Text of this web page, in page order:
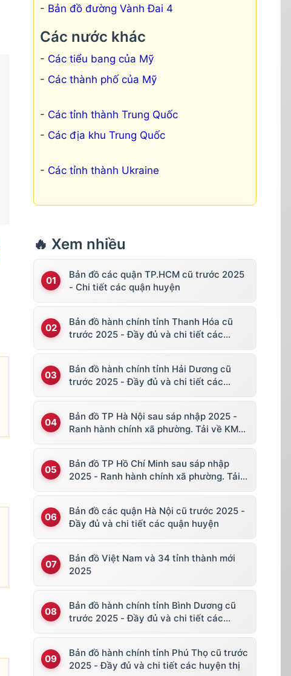
Bản đồ đường Vành Đai 4
Các nước khác
Các tiểu bang của Mỹ
Các thành phố của Mỹ
Các tỉnh thành Trung Quốc
Các địa khu Trung Quốc
Các tỉnh thành Ukraine
🔥 Xem nhiều
Bản đồ các quận TP.HCM cũ trước 2025
- Chi tiết các quận huyện
Bản đồ hành chính tỉnh Thanh Hóa cũ
trước 2025 - Đầy đủ và chi tiết các
Bản đồ hành chính tỉnh Hải Dương cũ
trước 2025 - Đầy đủ và chi tiết các
Bản đồ TP Hà Nội sau sáp nhập 2025 -
Ranh hành chính xã phường. Tải về KML,
Bản đồ TP Hồ Chí Minh sau sáp nhập
2025 - Ranh hành chính xã phường. Tải
Bản đồ các quận Hà Nội cũ trước 2025 -
Đầy đủ và chi tiết các quận huyện
Bản đồ Việt Nam và 34 tỉnh thành mới
2025
Bản đồ hành chính tỉnh Bình Dương cũ
trước 2025 - Đầy đủ và chi tiết các
Bản đồ hành chính tỉnh Phú Thọ cũ trước
2025 - Đầy đủ và chi tiết các huyện thị